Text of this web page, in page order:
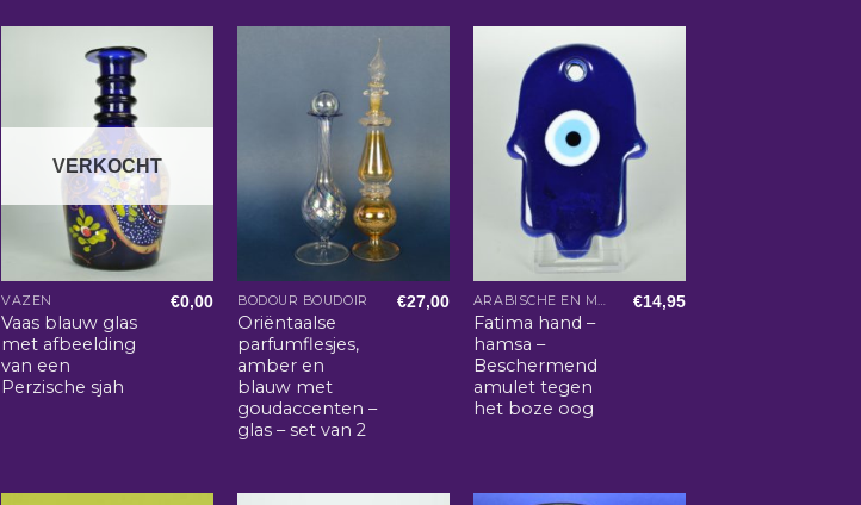
VERKOCHT
VAZEN
Vaas blauw glas
met afbeelding
van een
Perzische sjah
€0,00 BODOUR BOUDOIR
Oriëntaalse
parfumflesjes,
amber en
blauw met
goudaccenten –
glas – set van 2
€27,00 ARABISCHE EN MAROKKAANSE WOONACCESSOIRES
Fatima hand –
hamsa –
Beschermend
amulet tegen
het boze oog
€14,95